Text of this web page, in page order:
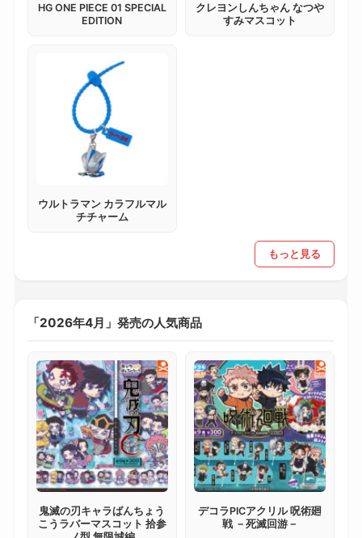
HG ONE PIECE 01 SPECIAL
EDITION
クレヨンしんちゃん なつや
すみマスコット
ウルトラマン カラフルマル
チチャーム
もっと見る
「2026年4月」発売の人気商品
鬼滅の刃キャラばんちょう
こうラバーマスコット 拾参
デコラPICアクリル 呪術廻
戦 －死滅回游－